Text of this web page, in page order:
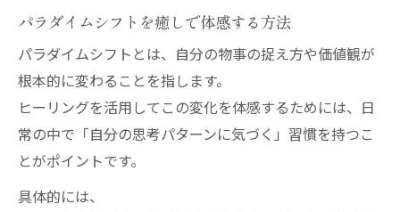
パラダイムシフトを癒しで体感する方法
パラダイムシフトとは、自分の物事の捉え方や価値観が
根本的に変わることを指します。
ヒーリングを活用してこの変化を体感するためには、日
常の中で「自分の思考パターンに気づく」習慣を持つこ
とがポイントです。
具体的には、